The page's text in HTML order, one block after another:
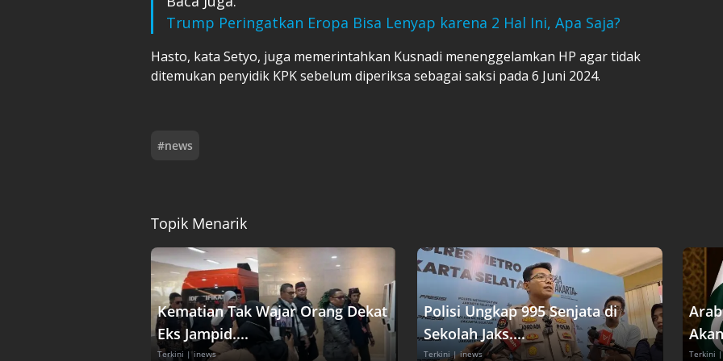
Trump Peringatkan Eropa Bisa Lenyap karena 2 Hal Ini, Apa Saja?
Hasto, kata Setyo, juga memerintahkan Kusnadi menenggelamkan HP agar tidak
ditemukan penyidik KPK sebelum diperiksa sebagai saksi pada 6 Juni 2024.
#news
Topik Menarik
Kematian Tak Wajar Orang Dekat
Eks Jampid....
Terkini | inews
Polisi Ungkap 995 Senjata di
Sekolah Jaks....
Terkini | inews Terkini |